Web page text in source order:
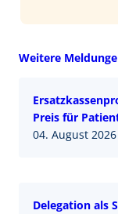
Weitere
Preis für
04. August 2026
Delegation als